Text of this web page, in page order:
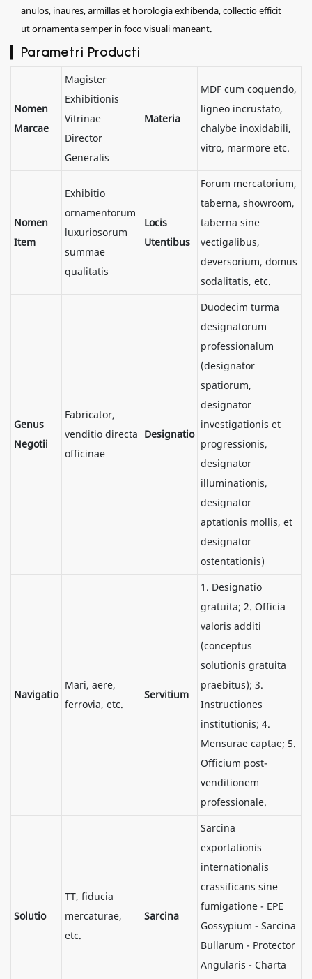
anulos, inaures, armillas et horologia exhibenda, collectio efficit
ut ornamenta semper in foco visuali maneant.
▎Parametri Producti
Nomen
Marcae
Magister
Exhibitionis
Vitrinae
Director
Generalis
Materia
MDF cum coquendo,
ligneo incrustato,
chalybe inoxidabili,
vitro, marmore etc.
Nomen
Item
Exhibitio
ornamentorum
luxuriosorum
summae
qualitatis
Locis
Utentibus
Forum mercatorium,
taberna, showroom,
taberna sine
vectigalibus,
deversorium, domus
sodalitatis, etc.
Genus
Negotii
Fabricator,
venditio directa
officinae
Designatio
Duodecim turma
designatorum
professionalum
(designator
spatiorum,
designator
investigationis et
progressionis,
designator
illuminationis,
designator
aptationis mollis, et
designator
ostentationis)
Navigatio
Mari, aere,
ferrovia, etc.
Servitium
1. Designatio
gratuita; 2. Officia
valoris additi
(conceptus
solutionis gratuita
praebitus); 3.
Instructiones
institutionis; 4.
Mensurae captae; 5.
Officium post-
venditionem
professionale.
Solutio
TT, fiducia
mercaturae,
etc.
Sarcina
Sarcina
exportationis
internationalis
crassificans sine
fumigatione - EPE
Gossypium - Sarcina
Bullarum - Protector
Angularis - Charta